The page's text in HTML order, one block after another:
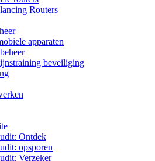
Routers
apparaten
beveiliging
Ontdek
opsporen
Verzeker